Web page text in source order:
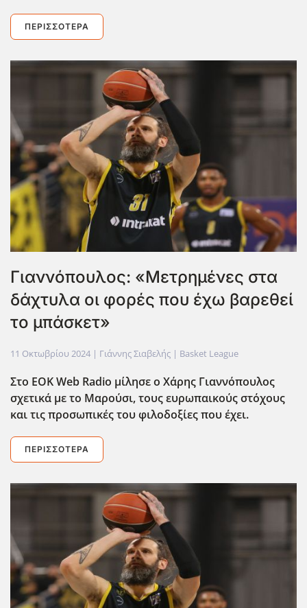
ΠΕΡΙΣΣΌΤΕΡΑ
Γιαννόπουλος: «Μετρημένες στα
δάχτυλα οι φορές που έχω βαρεθεί
το μπάσκετ»
11 Οκτωβρίου 2024 | Γιάννης Σιαβελής | Basket League
Στο EOK Web Radio μίλησε ο Χάρης Γιαννόπουλος
σχετικά με το Μαρούσι, τους ευρωπαικούς στόχους
και τις προσωπικές του φιλοδοξίες που έχει.
ΠΕΡΙΣΣΌΤΕΡΑ